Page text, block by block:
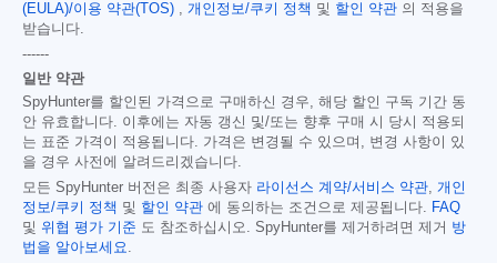
(EULA)/이용 약관(TOS) , 개인정보/쿠키 정책 및 할인 약관 의 적용을
받습니다.
------
일반 약관
SpyHunter를 할인된 가격으로 구매하신 경우, 해당 할인 구독 기간 동
안 유효합니다. 이후에는 자동 갱신 및/또는 향후 구매 시 당시 적용되
는 표준 가격이 적용됩니다. 가격은 변경될 수 있으며, 변경 사항이 있
을 경우 사전에 알려드리겠습니다.
모든 SpyHunter 버전은 최종 사용자 라이선스 계약/서비스 약관, 개인
정보/쿠키 정책 및 할인 약관 에 동의하는 조건으로 제공됩니다. FAQ
및 위협 평가 기준 도 참조하십시오. SpyHunter를 제거하려면 제거 방
법을 알아보세요.